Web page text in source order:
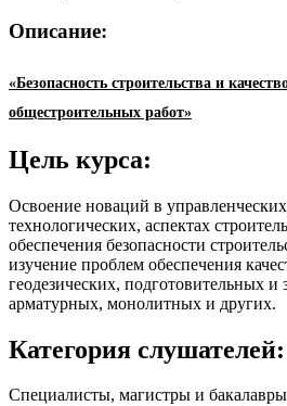
Описание:
«Безопасность строительства и
общестроительных работ»
Цель курса:
Освоение новаций в
технологических, аспектах
обеспечения безопасности
изучение проблем обеспечения
геодезических, подготовительных и
арматурных, монолитных и других.
Категория слушателей:
Специалисты, магистры и бакалавры